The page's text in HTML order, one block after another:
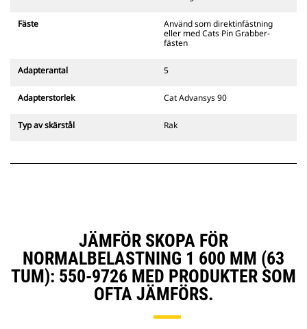
311–352 och alla hjulburna
grävmaskiner. Fästen för
Tillbehör som är kompatibla med
använder det fasta
anpassade redskapsfästen har ett
CW-anpassade redskapsfästen
Fäste
Använd som direktinfästning
eller med Cats Pin Grabber-
fästen
Adapterantal 5
Adapterstorlek Cat Advansys 90
Typ av skärstål Rak
JÄMFÖR SKOPA FÖR
NORMALBELASTNING 1 600 MM (63
TUM): 550-9726 MED PRODUKTER SOM
OFTA JÄMFÖRS.